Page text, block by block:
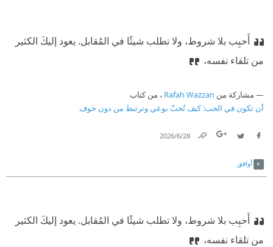
أَحبِب بلا شروط، ولا تطلب شيئًا في المُقابل. يعود إليكَ الكثير
من تلقاء نفسه،
مشاركة من Rafah Wazzan ، من كتاب
أن تكون في الحب: كيف تُحبّ بوعي وترتبط من دون خوف
28‏/6‏/2026
أوافق
أَحبِب بلا شروط، ولا تطلب شيئًا في المُقابل. يعود إليكَ الكثير
من تلقاء نفسه،